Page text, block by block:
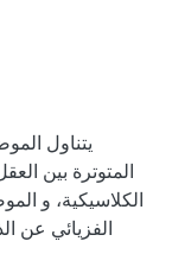
يتناول
المتوترة بين
الكلاسيكية، و
الفزيائي عن